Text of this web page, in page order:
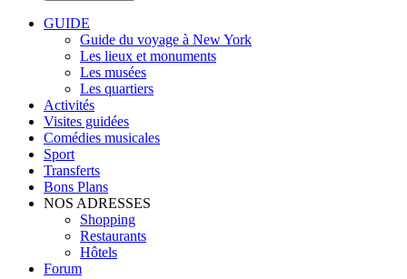
GUIDE
Guide du voyage à New York
Les lieux et monuments
Les musées
Les quartiers
Activités
Visites guidées
Comédies musicales
Sport
Transferts
Bons Plans
NOS ADRESSES
Shopping
Restaurants
Hôtels
Forum